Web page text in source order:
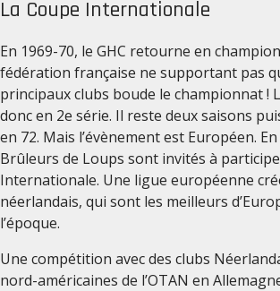
La Coupe Internationale
En 1969-70, le GHC retourne en
fédération française ne supportant pas
principaux clubs boude le championnat !
donc en 2e série. Il reste deux saisons
en 72. Mais l’évènement est Européen.
Brûleurs de Loups sont invités à
Internationale. Une ligue européenne
néerlandais, qui sont les meilleurs
l’époque.
Une compétition avec des clubs
nord-américaines de l’OTAN en